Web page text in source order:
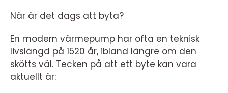
När är det dags att byta?
En modern värmepump har ofta en teknisk
livslängd på 1520 år, ibland längre om den
skötts väl. Tecken på att ett byte kan vara
aktuellt är: